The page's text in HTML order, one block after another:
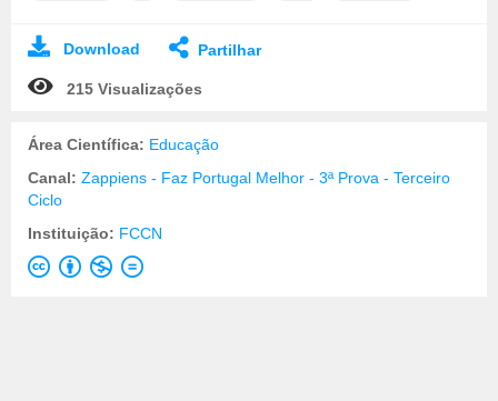
Download Partilhar
215 Visualizações
Área Científica: Educação
Canal: Zappiens - Faz Portugal Melhor - 3ª Prova - Terceiro
Ciclo
Instituição: FCCN